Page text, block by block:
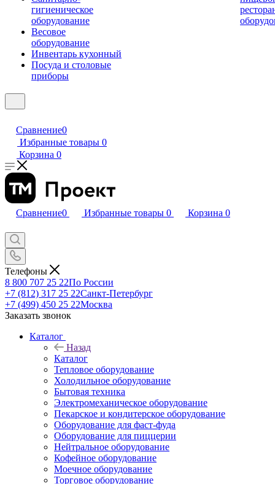
гигиеническое
оборудование
Весовое
оборудование
Инвентарь кухонный
Посуда и столовые
приборы
Сравнение0
Избранные товары 0
Корзина 0
Сравнение0 Избранные товары 0 Корзина 0
Телефоны
8 800 707 25 22По России
+7 (812) 317 25 22Санкт-Петербург
+7 (499) 450 25 22Москва
Заказать звонок
Каталог
Назад
Каталог
Тепловое оборудование
Холодильное оборудование
Бытовая техника
Электромеханическое оборудование
Пекарское и кондитерское оборудование
Оборудование для фаст-фуда
Оборудование для пиццерии
Нейтральное оборудование
Кофейное оборудование
Моечное оборудование
Торговое оборудование